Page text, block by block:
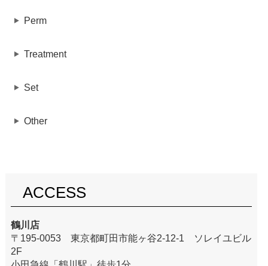
Perm
Treatment
Set
Other
ACCESS
鶴川店
〒195-0053 東京都町田市能ヶ谷2-12-1 ソレイユビル
2F